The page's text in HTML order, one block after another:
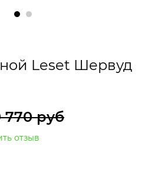
Leset Шервуд
770 руб
отзыв